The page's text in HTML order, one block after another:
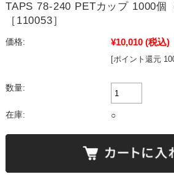
TAPS 78-240 PETカップ 1000個
［110053］
価格: ¥10,010 (税込)
[ポイント還元
数量:
在庫: ○